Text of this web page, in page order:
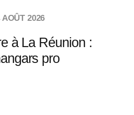
AOÛT 2026
à La Réunion :
pro